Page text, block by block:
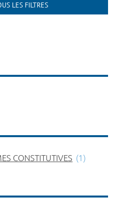
LES FILTRES
CONSTITUTIVES (1)